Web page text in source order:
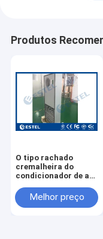
Produtos
O tipo rachado
cremalheira do
condicionador de ar
capacidade 2500W
refrigerando
Melhor preço